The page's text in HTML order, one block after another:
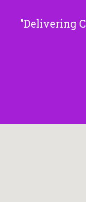
Delivering